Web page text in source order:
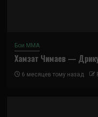
Бои ММА
Хамзат Чимаев —
6 месяцев тому назад